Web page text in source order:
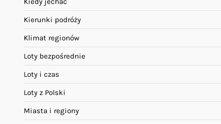
Kierunki podróży
Klimat regionów
Loty bezpośrednie
Loty i czas
Loty z Polski
Miasta i regiony